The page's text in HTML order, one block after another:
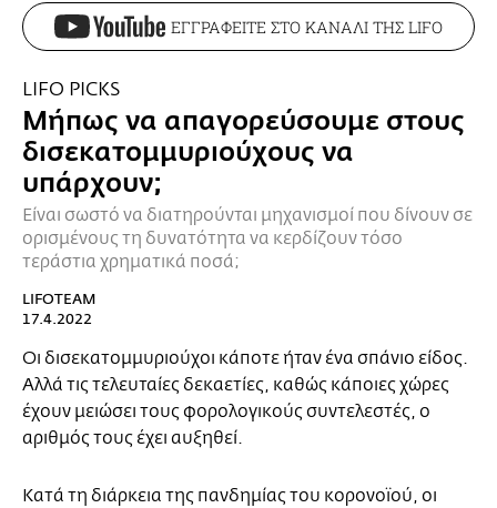
ΕΓΓΡΑΦΕΙΤΕ ΣΤΟ ΚΑΝΑΛΙ ΤΗΣ LIFO
LIFO PICKS
Μήπως να απαγορεύσουμε στους
δισεκατομμυριούχους να
υπάρχουν;
Είναι σωστό να διατηρούνται μηχανισμοί που δίνουν σε
ορισμένους τη δυνατότητα να κερδίζουν τόσο
τεράστια χρηματικά ποσά;
LIFOTEAM
17.4.2022
Οι δισεκατομμυριούχοι κάποτε ήταν ένα σπάνιο είδος.
Αλλά τις τελευταίες δεκαετίες, καθώς κάποιες χώρες
έχουν μειώσει τους φορολογικούς συντελεστές, ο
αριθμός τους έχει αυξηθεί.
Κατά τη διάρκεια της πανδημίας του κορονοϊού, οι